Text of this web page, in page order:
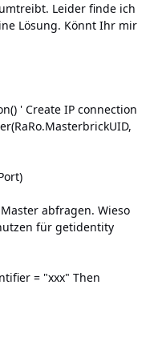
Leider finde ich
Lösung. Könnt Ihr mir
' Create IP connection
abfragen. Wieso
für getidentity
= "xxx" Then